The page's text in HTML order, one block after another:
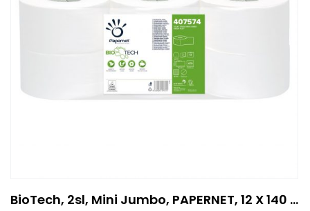
BioTech, 2sl, Mini Jumbo, PAPERNET, 12 X 140 Metara